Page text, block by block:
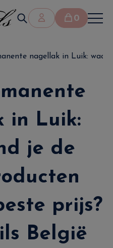
0
nagellak in Luik: waar
in Luik:
je de
prijs?
België